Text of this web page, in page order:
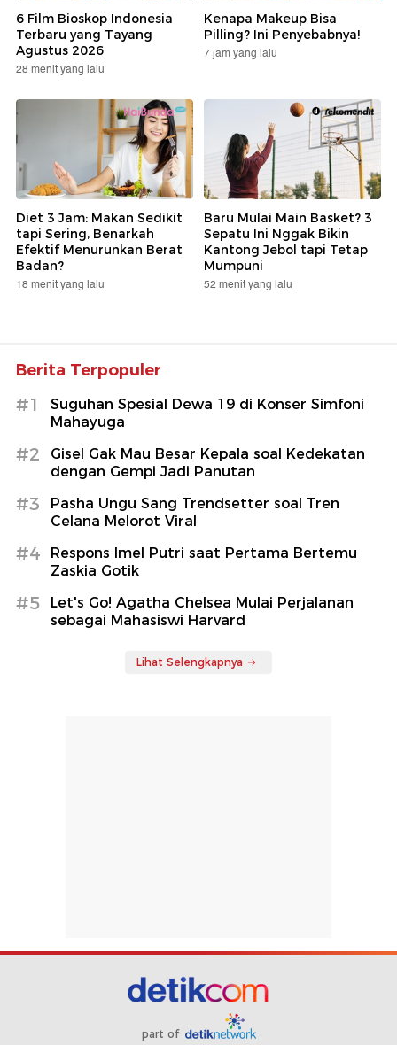
6 Film Bioskop Indonesia
Terbaru yang Tayang
Agustus 2026
28 menit yang lalu
Kenapa Makeup Bisa
Pilling? Ini Penyebabnya!
7 jam yang lalu
Diet 3 Jam: Makan Sedikit
tapi Sering, Benarkah
Efektif Menurunkan Berat
Badan?
18 menit yang lalu
Baru Mulai Main Basket? 3
Sepatu Ini Nggak Bikin
Kantong Jebol tapi Tetap
Mumpuni
52 menit yang lalu
Berita Terpopuler
#1
Suguhan Spesial Dewa 19 di Konser Simfoni
Mahayuga
#2
Gisel Gak Mau Besar Kepala soal Kedekatan
dengan Gempi Jadi Panutan
#3
Pasha Ungu Sang Trendsetter soal Tren
Celana Melorot Viral
#4
Respons Imel Putri saat Pertama Bertemu
Zaskia Gotik
#5
Let's Go! Agatha Chelsea Mulai Perjalanan
sebagai Mahasiswi Harvard
Lihat Selengkapnya
part of